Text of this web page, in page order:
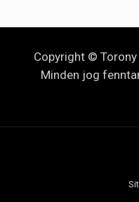
Copyright ©
Minden jog